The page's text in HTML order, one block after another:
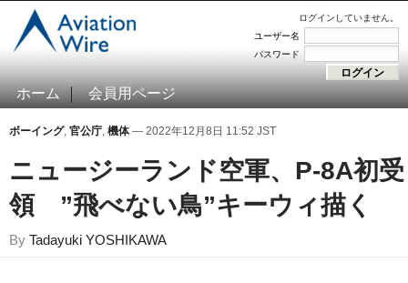
ログインしていません。
ユーザー名
パスワード
ホーム 会員用ページ
ボーイング, 官公庁, 機体— 2022年12月8日 11:52 JST
ニュージーランド空軍、P-8A初受
領 ”飛べない鳥”キーウィ描く
By Tadayuki YOSHIKAWA